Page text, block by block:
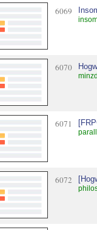
6069
6070
6071
6072